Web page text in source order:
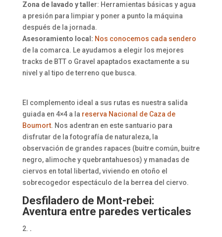
Zona de lavado y taller: Herramientas básicas y agua
a presión para limpiar y poner a punto la máquina
después de la jornada.
Asesoramiento local: Nos conocemos cada sendero
de la comarca. Le ayudamos a elegir los mejores
tracks de BTT o Gravel apaptados exactamente a su
nivel y al tipo de terreno que busca.
El complemento ideal a sus rutas es nuestra salida
guiada en 4×4 a la reserva Nacional de Caza de
Boumort. Nos adentran en este santuario para
disfrutar de la fotografía de naturaleza, la
observación de grandes rapaces (buitre común, buitre
negro, alimoche y quebrantahuesos) y manadas de
ciervos en total libertad, viviendo en otoño el
sobrecogedor espectáculo de la berrea del ciervo.
Desfiladero de Mont-rebei:
Aventura entre paredes verticales
.